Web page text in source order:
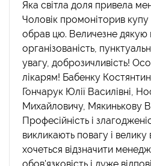
Яка світла доля привела
Чоловік промоніторив купу
обрав цю. Величезне дякую
організованість,
увагу, доброзичливість!
лікарям! Бабенку
Гончарук Юлії Василівні,
Михайловичу, Мякинькову
Професійність і
викликають повагу і велику
хочеться відзначити